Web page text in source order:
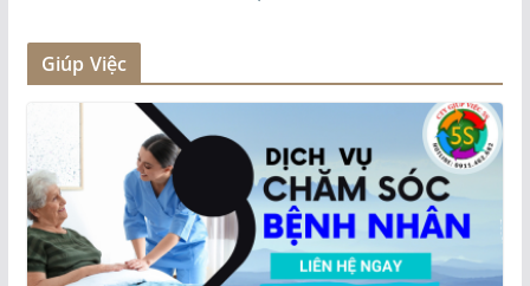
Giúp Việc